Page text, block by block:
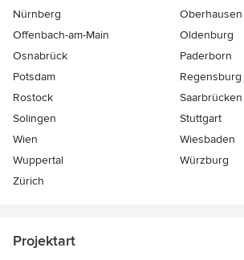
Nürnberg
Oberhausen
Offenbach-am-Main
Oldenburg
Osnabrück
Paderborn
Potsdam
Regensburg
Rostock
Saarbrücken
Solingen
Stuttgart
Wien
Wiesbaden
Wuppertal
Würzburg
Zürich
Projektart